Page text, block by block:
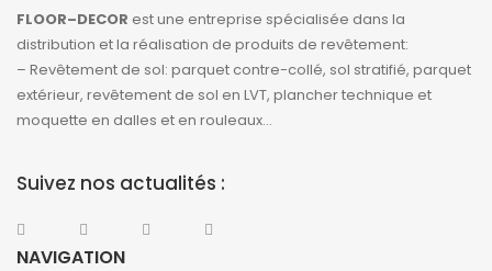
FLOOR–DECOR est une entreprise spécialisée dans la
distribution et la réalisation de produits de revêtement:
– Revêtement de sol: parquet contre-collé, sol stratifié, parquet
extérieur, revêtement de sol en LVT, plancher technique et
moquette en dalles et en rouleaux…
Suivez nos actualités :
NAVIGATION